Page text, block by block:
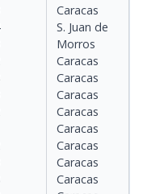
Caracas
S. Juan de
Morros
Caracas
Caracas
Caracas
Caracas
Caracas
Caracas
Caracas
Caracas